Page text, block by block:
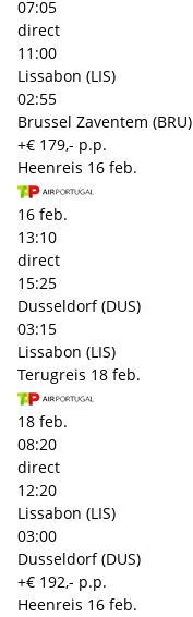
07:05
direct
11:00
Lissabon (LIS)
02:55
Brussel Zaventem (BRU)
+€ 179,- p.p.
Heenreis 16 feb.
16 feb.
13:10
direct
15:25
Dusseldorf (DUS)
03:15
Lissabon (LIS)
Terugreis 18 feb.
18 feb.
08:20
direct
12:20
Lissabon (LIS)
03:00
Dusseldorf (DUS)
+€ 192,- p.p.
Heenreis 16 feb.